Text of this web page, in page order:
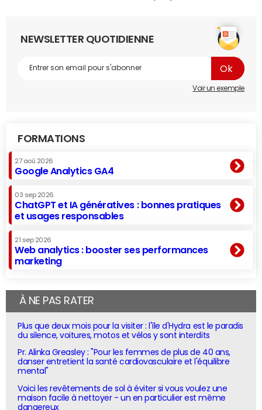
NEWSLETTER QUOTIDIENNE
Voir un exemple
FORMATIONS
27 aoû 2026
Google Analytics GA4
03 sep 2026
ChatGPT et IA génératives : bonnes pratiques
et usages responsables
21 sep 2026
Web analytics : booster ses performances
marketing
À NE PAS RATER
Plus que deux mois pour la visiter : l'île d'Hydra est le paradis
du silence, voitures, motos et vélos y sont interdits
Pr. Alinka Greasley : "Pour les femmes de plus de 40 ans,
danser entretient la santé cardiovasculaire et l'équilibre
mental"
Voici les revêtements de sol à éviter si vous voulez une
maison facile à nettoyer - un en particulier est même
dangereux